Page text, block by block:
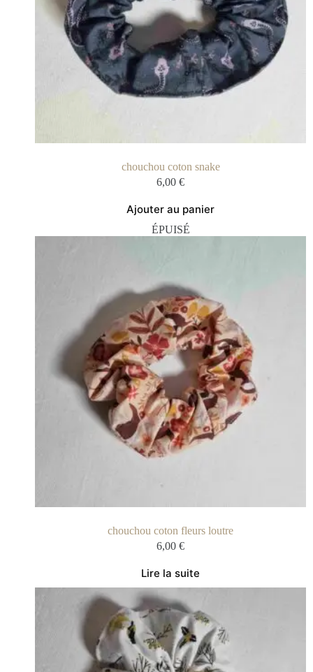
chouchou coton snake
6,00 €
Ajouter au panier
ÉPUISÉ
chouchou coton fleurs loutre
6,00 €
Lire la suite